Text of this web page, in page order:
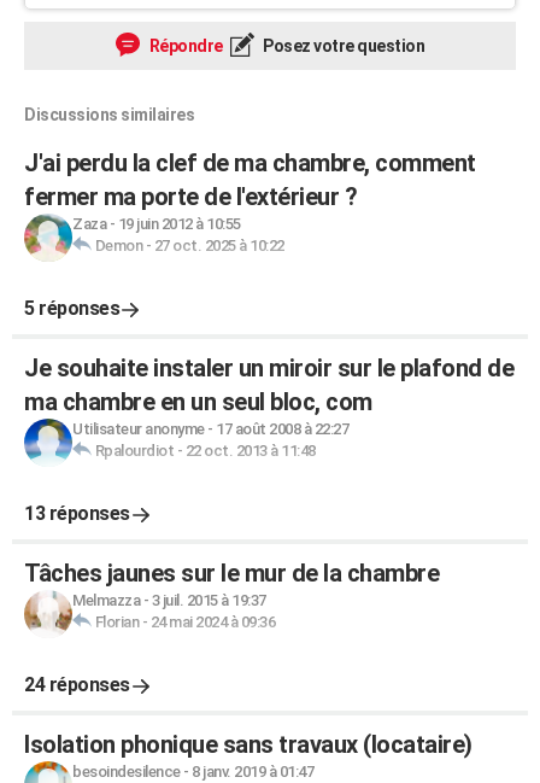
Répondre Posez votre question
Discussions similaires
J'ai perdu la clef de ma chambre, comment
fermer ma porte de l'extérieur ?
Zaza- 19 juin 2012 à 10:55
Demon- 27 oct. 2025 à 10:22
5 réponses
Je souhaite instaler un miroir sur le plafond de
ma chambre en un seul bloc, com
Utilisateur anonyme- 17 août 2008 à 22:27
Rpalourdiot - 22 oct. 2013 à 11:48
13 réponses
Tâches jaunes sur le mur de la chambre
Melmazza- 3 juil. 2015 à 19:37
Florian- 24 mai 2024 à 09:36
24 réponses
Isolation phonique sans travaux (locataire)
besoindesilence- 8 janv. 2019 à 01:47